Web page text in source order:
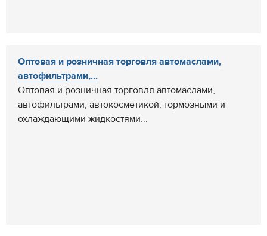
Оптовая и розничная торговля автомаслами,
автофильтрами,...
Оптовая и розничная торговля автомаслами,
автофильтрами, автокосметикой, тормозными и
охлаждающими жидкостями...